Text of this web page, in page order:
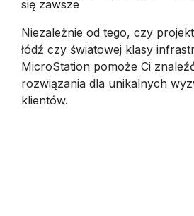
się zawsze
Niezależnie od tego, czy
łódź czy światowej klasy
MicroStation pomoże Ci
rozwiązania dla unikalnych
klientów.